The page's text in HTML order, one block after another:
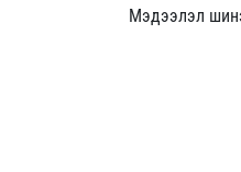
Мэдээлэл